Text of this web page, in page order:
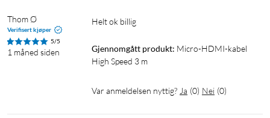
Thom Ø
Verifisert kjøper
5/5
1 måned siden
Helt ok billig
Gjennomgått produkt: Micro-HDMI-kabel
High Speed 3 m
Var anmeldelsen nyttig? Ja (0) Nei (0)